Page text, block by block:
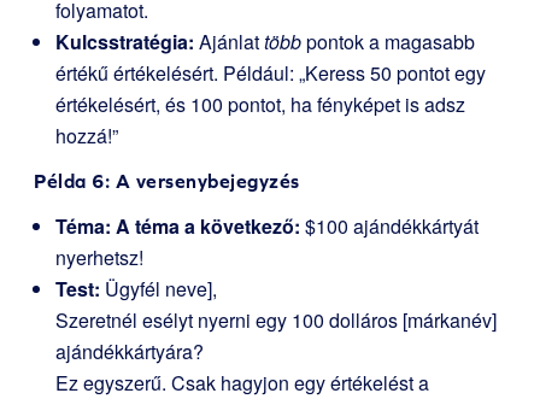
folyamatot.
Kulcsstratégia: Ajánlattöbbpontok a magasabb
értékű értékelésért. Például: „Keress 50 pontot egy
értékelésért, és 100 pontot, ha fényképet is adsz
hozzá!”
Példa 6: A versenybejegyzés
Téma: A téma a következő: $100 ajándékkártyát
nyerhetsz!
Test: Ügyfél neve],
Szeretnél esélyt nyerni egy 100 dolláros [márkanév]
ajándékkártyára?
Ez egyszerű. Csak hagyjon egy értékelést a